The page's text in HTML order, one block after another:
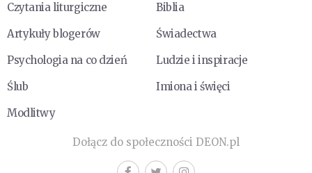
Czytania liturgiczne
Biblia
Artykuły blogerów
Świadectwa
Psychologia na co dzień
Ludzie i inspiracje
Ślub
Imiona i święci
Modlitwy
Dołącz do społeczności DEON.pl